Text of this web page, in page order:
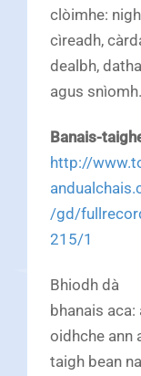
clòimhe:
cìreadh,
dealbh,
agus snìomh.
Banais-
http://
/gd/
215/1
Bhiodh dà
bhanais aca:
oidhche ann
taigh bean na